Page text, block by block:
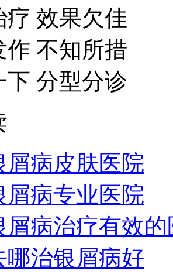
疗 效果欠佳
作 不知所措
下 分型分诊
屑病皮肤医院
屑病专业医院
屑病治疗有效的
哪治银屑病好